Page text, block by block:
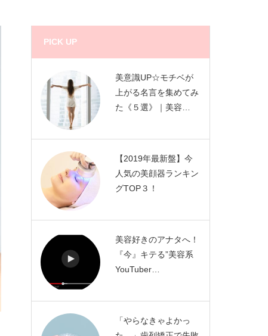
PICK UP
美意識UP☆モチベが
上がる名言を集めてみ
た《５選》｜美容…
【2019年最新盤】今
人気の美顔器ランキン
グTOP３！
美容好きのアナタへ！
『今』キテる”美容系
YouTuber…
「やらなきゃよかっ